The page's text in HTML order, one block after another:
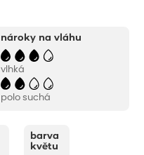
nároky na vláhu
vlhká
polo suchá
barva
květu